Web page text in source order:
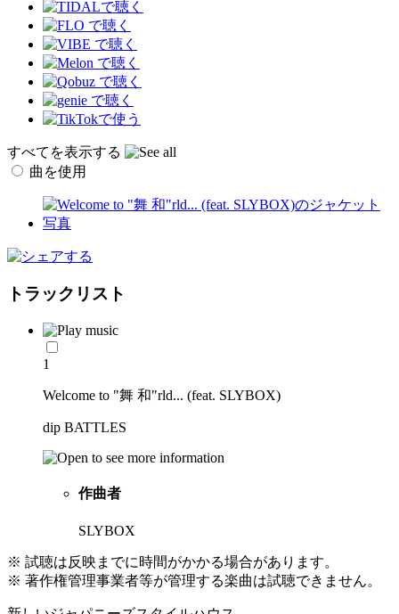
すべてを表示する
曲を使用
トラックリスト
1
Welcome to "舞 和"rld... (feat. SLYBOX)
dip BATTLES
作曲者
SLYBOX
※ 試聴は反映までに時間がかかる場合があります。
※ 著作権管理事業者等が管理する楽曲は試聴できません。